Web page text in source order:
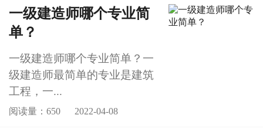
一级建造师哪个专业简
单？
一级建造师哪个专业简单？一
级建造师最简单的专业是建筑
工程，一...
阅读量：650 2022-04-08